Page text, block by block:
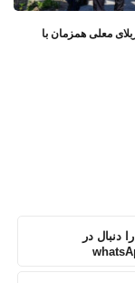
معلی همزمان با
دنبال در